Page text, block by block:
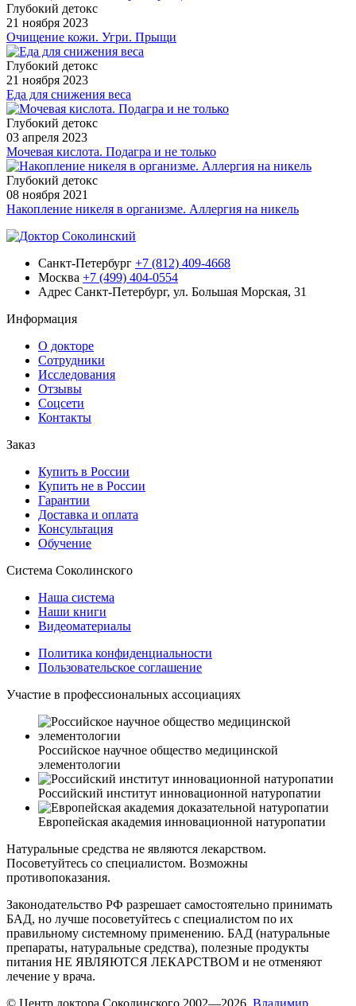
Глубокий детокс
21 ноября 2023
Очищение кожи. Угри. Прыщи
Глубокий детокс
21 ноября 2023
Еда для снижения веса
Глубокий детокс
03 апреля 2023
Мочевая кислота. Подагра и не только
Глубокий детокс
08 ноября 2021
Накопление никеля в организме. Аллергия на никель
Санкт-Петербург +7 (812) 409-4668
Москва +7 (499) 404-0554
Адрес Санкт-Петербург, ул. Большая Морская, 31
Информация
О докторе
Сотрудники
Исследования
Отзывы
Соцсети
Контакты
Заказ
Купить в России
Купить не в России
Гарантии
Доставка и оплата
Консультация
Обучение
Система Соколинского
Наша система
Наши книги
Видеоматериалы
Политика конфиденциальности
Пользовательское соглашение
Участие в профессиональных ассоциациях
Российское научное общество медицинской
элементологии
Российский институт инновационной натуропатии
Европейская академия инновационной натуропатии
Натуральные средства не являются лекарством.
Посоветуйтесь со специалистом. Возможны
противопоказания.
Законодательство РФ разрешает самостоятельно принимать
БАД, но лучше посоветуйтесь с специалистом по их
правильному системному применению. БАД (натуральные
препараты, натуральные средства), полезные продукты
питания НЕ ЯВЛЯЮТСЯ ЛЕКАРСТВОМ и не отменяют
лечение у врача.
© Центр доктора Соколинского 2002—2026, Владимир